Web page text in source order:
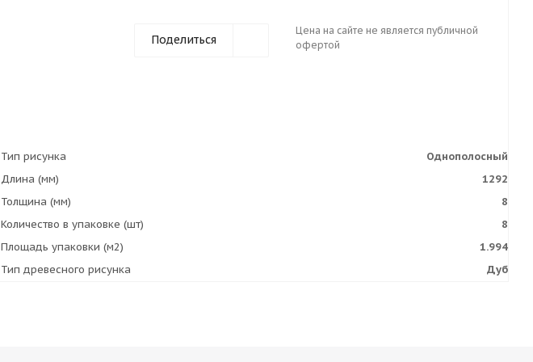
Поделиться
Цена на сайте не является публичной
офертой
Тип рисунка
Однополосный
Длина (мм)
1292
Толщина (мм)
8
Количество в упаковке (шт)
8
Площадь упаковки (м2)
1.994
Тип древесного рисунка Дуб